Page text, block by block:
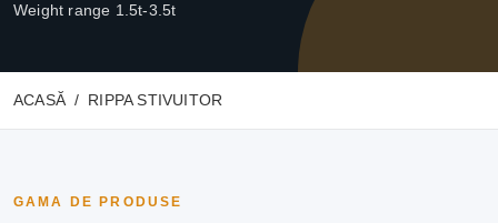
Weight range 1.5t-3.5t
ACASĂ RIPPA STIVUITOR
GAMA DE PRODUSE